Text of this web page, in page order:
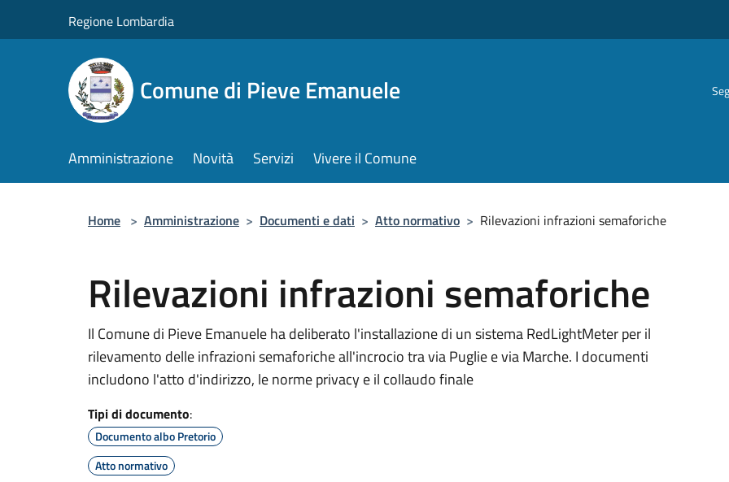
Regione Lombardia
Comune di Pieve Emanuele
Amministrazione Novità Servizi Vivere il Comune
Home > Amministrazione > Documenti e dati > Atto normativo > Rilevazioni infrazioni semaforiche
Rilevazioni infrazioni semaforiche
Il Comune di Pieve Emanuele ha deliberato l'installazione di un sistema RedLightMeter per il
rilevamento delle infrazioni semaforiche all'incrocio tra via Puglie e via Marche. I documenti
includono l'atto d'indirizzo, le norme privacy e il collaudo finale
Tipi di documento:
Documento albo Pretorio
Atto normativo